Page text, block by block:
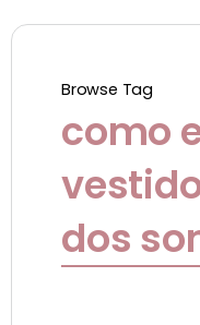
Browse Tag
como
dos